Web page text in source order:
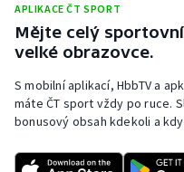
APLIKACE ČT SPORT
Mějte celý
velké obrazovce.
S mobilní aplikací, HbbTV a
máte ČT sport vždy po ruce.
bonusový obsah kdekoli a